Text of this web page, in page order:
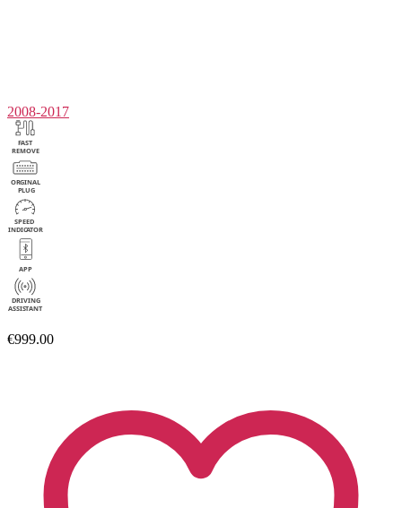
2008-2017
€999.00